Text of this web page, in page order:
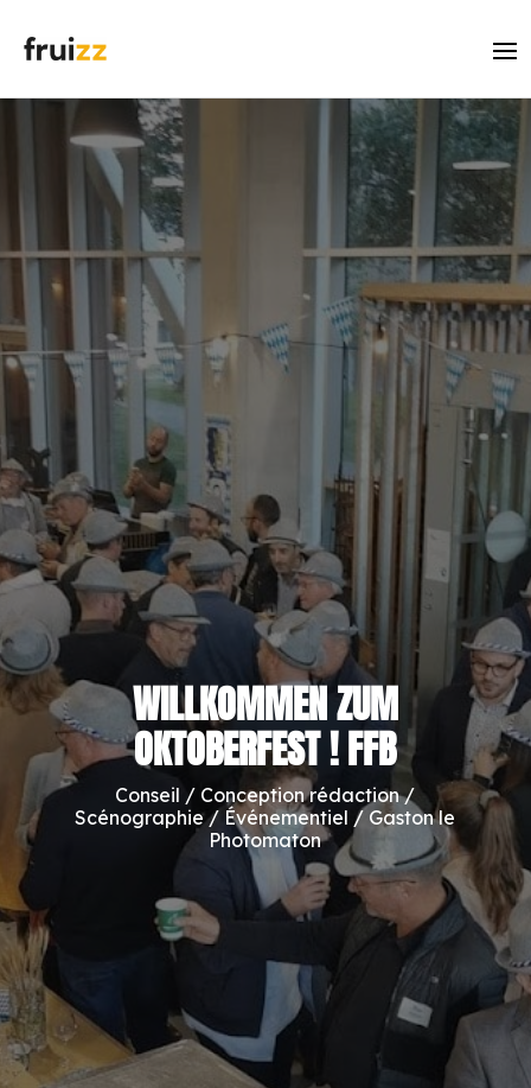
WILLKOMMEN ZUM
OKTOBERFEST ! FFB
Conseil / Conception rédaction /
Scénographie / Événementiel / Gaston le
Photomaton